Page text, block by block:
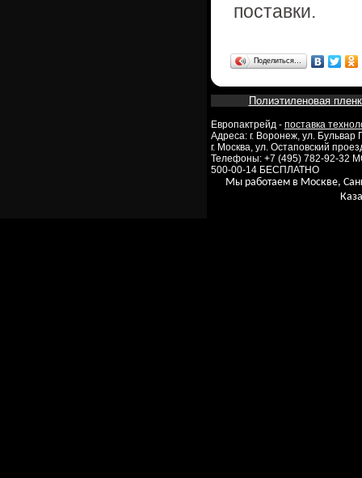
поставки.
Поделиться…
Полиэтиленовая
Европактрейд - поставка
Адреса: г. Воронеж, ул.
г. Москва, ул. Остаповский
Телефоны: +7 (495) 782-92-32
500-00-14 БЕСПЛАТНО
Мы работаем в Москве,